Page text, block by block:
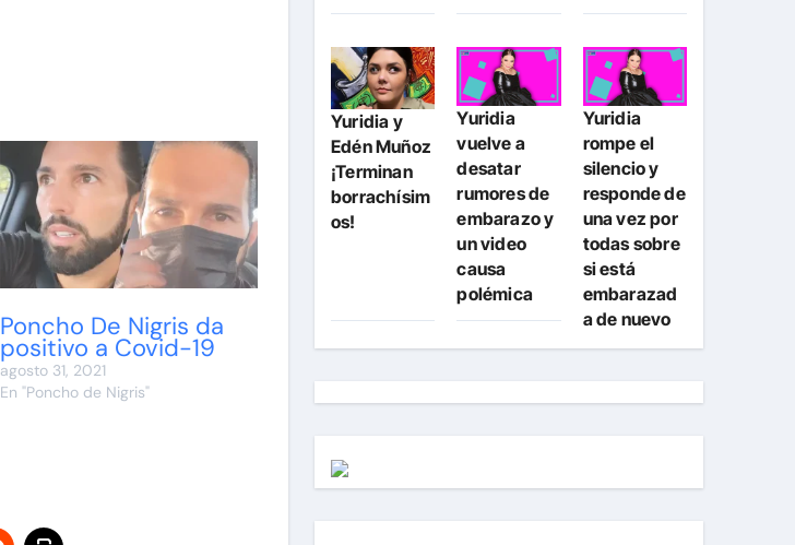
Poncho De Nigris da
positivo a Covid-19
agosto 31, 2021
En "Poncho de Nigris"
Yuridia y
Edén Muñoz
¡Terminan
borrachísim
os!
Yuridia
vuelve a
desatar
rumores de
embarazo y
un video
causa
polémica
Yuridia
rompe el
silencio y
responde de
una vez por
todas sobre
si está
embarazad
a de nuevo